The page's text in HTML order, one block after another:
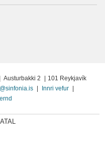
Austurbakki 2
101 Reykjavík
Innri vefur